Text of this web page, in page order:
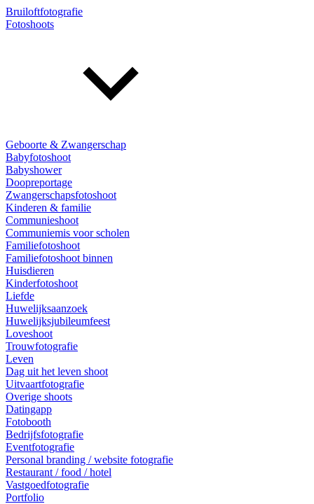
Bruiloftfotografie
Fotoshoots
Geboorte & Zwangerschap
Babyfotoshoot
Babyshower
Doopreportage
Zwangerschapsfotoshoot
Kinderen & familie
Communieshoot
Communiemis voor scholen
Familiefotoshoot
Familiefotoshoot binnen
Huisdieren
Kinderfotoshoot
Liefde
Huwelijksaanzoek
Huwelijksjubileumfeest
Loveshoot
Trouwfotografie
Leven
Dag uit het leven shoot
Uitvaartfotografie
Overige shoots
Datingapp
Fotobooth
Bedrijfsfotografie
Eventfotografie
Personal branding / website fotografie
Restaurant / food / hotel
Vastgoedfotografie
Portfolio